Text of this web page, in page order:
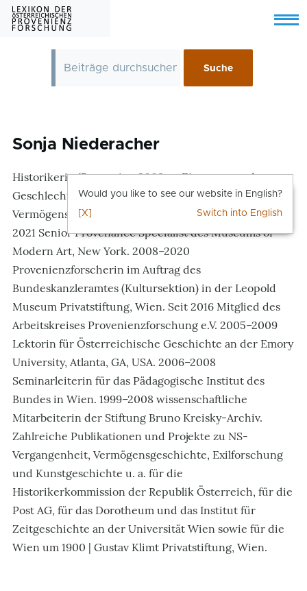
Skip to main content
Menu
Sonja Niederacher
Historikerin (Promotion 2009 zu Eigentum und
Geschlecht. Eine sozialhistorische Studie über
Vermögensbildung, NS-Raub und Restitution). Seit
2021 Senior Provenance Specialist des Museums of
Modern Art, New York. 2008–2020
Provenienzforscherin im Auftrag des
Bundeskanzleramtes (Kultursektion) in der Leopold
Museum Privatstiftung, Wien. Seit 2016 Mitglied des
Arbeitskreises Provenienzforschung e.V. 2005–2009
Lektorin für Österreichische Geschichte an der Emory
University, Atlanta, GA, USA. 2006–2008
Seminarleiterin für das Pädagogische Institut des
Bundes in Wien. 1999–2008 wissenschaftliche
Mitarbeiterin der Stiftung Bruno Kreisky-Archiv.
Zahlreiche Publikationen und Projekte zu NS-
Vergangenheit, Vermögensgeschichte, Exilforschung
und Kunstgeschichte u. a. für die
Historikerkommission der Republik Österreich, für die
Post AG, für das Dorotheum und das Institut für
Zeitgeschichte an der Universität Wien sowie für die
Wien um 1900 | Gustav Klimt Privatstiftung, Wien.
Would you like to see our website in English?
Switch into English
[X]